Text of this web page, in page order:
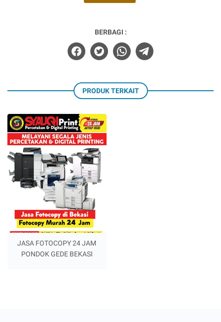
BERBAGI :
PRODUK TERKAIT
JASA FOTOCOPY 24 JAM
PONDOK GEDE BEKASI